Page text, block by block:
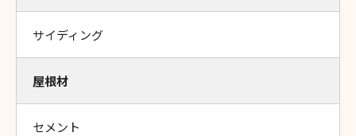
サイディング
屋根材
セメント